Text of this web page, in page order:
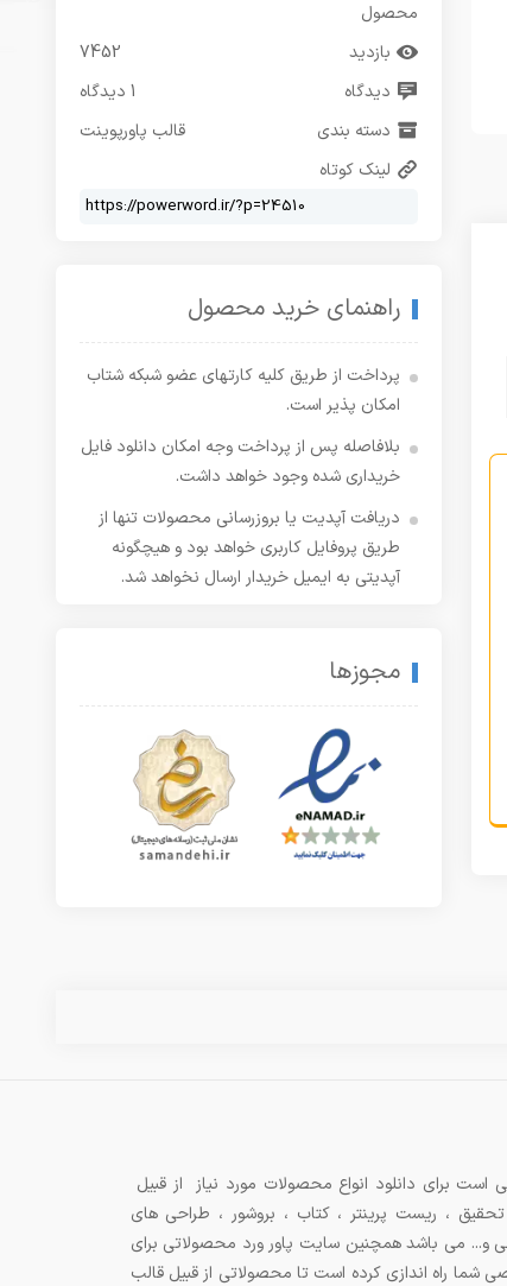
محصول
بازدید
7452
دیدگاه
1 دیدگاه
دسته بندی
قالب پاورپوینت
لینک کوتاه
راهنمای خرید محصول
پرداخت از طریق کلیه کارتهای عضو شبکه شتاب
امکان پذیر است.
بلافاصله پس از پرداخت وجه امکان دانلود فایل
خریداری شده وجود خواهد داشت.
دریافت آپدیت یا بروزرسانی محصولات تنها از
طریق پروفایل کاربری خواهد بود و هیچگونه
آپدیتی به ایمیل خریدار ارسال نخواهد شد.
مجوزها
است برای دانلود انواع محصولات مورد نیاز از قبیل
تحقیق ، ریست پرینتر ، کتاب ، بروشور ، طراحی های
و... می باشد همچنین سایت پاور ورد محصولاتی برای
شما راه اندازی کرده است تا محصولاتی از قبیل قالب